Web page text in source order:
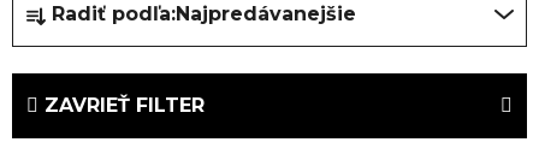
a
d
e
n
Radiť podľa:Najpredávanejšie
ZAVRIEŤ FILTER